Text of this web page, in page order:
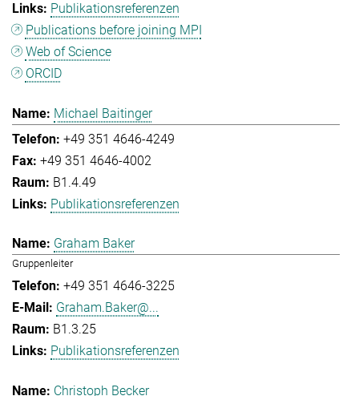
Publikationsreferenzen
Publications before joining MPI
Web of Science
ORCID
Michael Baitinger
+49 351 4646-4249
+49 351 4646-4002
B1.4.49
Publikationsreferenzen
Graham Baker
Gruppenleiter
+49 351 4646-3225
Graham.Baker@...
B1.3.25
Publikationsreferenzen
Christoph Becker